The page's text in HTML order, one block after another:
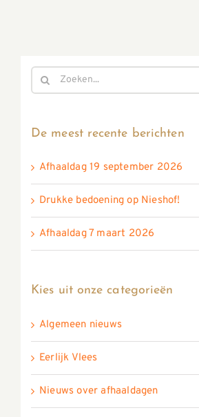
Zoeken
naar:
De meest recente berichten
Afhaaldag 19 september 2026
Drukke bedoening op Nieshof!
Afhaaldag 7 maart 2026
Kies uit onze categorieën
Algemeen nieuws
Eerlijk Vlees
Nieuws over afhaaldagen